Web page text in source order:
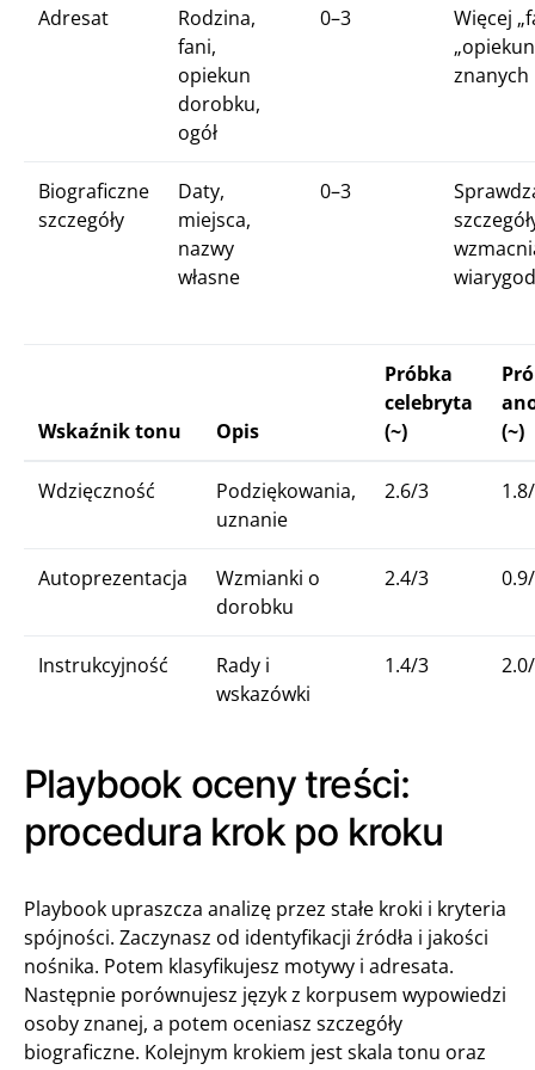
Adresat
Rodzina,
fani,
opiekun
dorobku,
ogół
0–3
Więcej
znanych
Biograficzne
szczegóły
Daty,
miejsca,
nazwy
własne
0–3
Wskaźnik tonu Opis
Próbka
celebryta
(~)
(~)
Wdzięczność
Podziękowania,
uznanie
2.6/3
Autoprezentacja
Wzmianki o
dorobku
2.4/3
Instrukcyjność
Rady i
wskazówki
1.4/3
Playbook oceny treści:
procedura krok po kroku
Playbook upraszcza analizę przez stałe kroki i kryteria
spójności. Zaczynasz od identyfikacji źródła i jakości
nośnika. Potem klasyfikujesz motywy i adresata.
Następnie porównujesz język z korpusem wypowiedzi
osoby znanej, a potem oceniasz szczegóły
biograficzne. Kolejnym krokiem jest skala tonu oraz